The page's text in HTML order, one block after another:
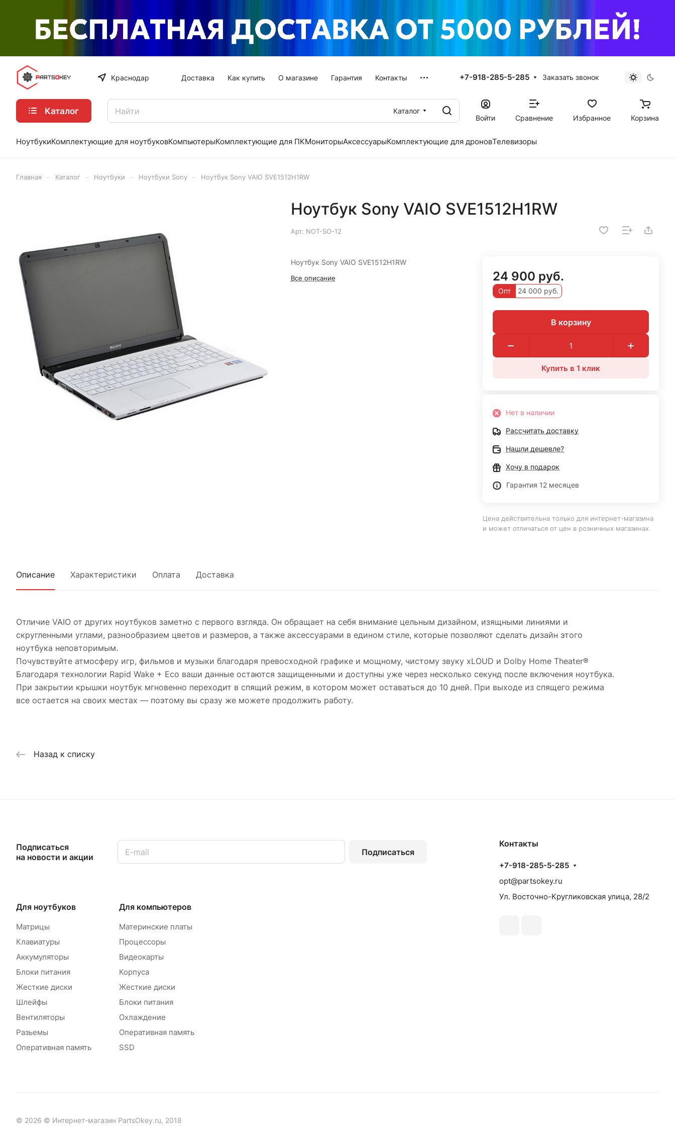
Краснодар Доставка Как купить О магазине Гарантия Контакты +7-918-285-5-285 Заказать звонок
Каталог
Каталог
Войти
Сравнение Избранное Корзина
НоутбукиКомплектующие для ноутбуковКомпьютерыКомплектующие для ПКМониторыАксессуарыКомплектующие для дроновТелевизоры
Главная Каталог Ноутбуки Ноутбуки Sony Ноутбук Sony VAIO SVE1512H1RW
Ноутбук Sony VAIO SVE1512H1RW
Арт. NOT-SO-12
Ноутбук Sony VAIO SVE1512H1RW
Все описание 24 900 руб.
Опт 24 000 руб.
В корзину
Купить в 1 клик
Нет в наличии
Рассчитать доставку
Нашли дешевле?
Хочу в подарок
Гарантия 12 месяцев
Цена действительна только для интернет-магазина
и может отличаться от цен в розничных магазинах
Описание Характеристики Оплата Доставка
Отличие VAIO от других ноутбуков заметно с первого взгляда. Он обращает на себя внимание цельным дизайном, изящными линиями и
скругленными углами, разнообразием цветов и размеров, а также аксессуарами в едином стиле, которые позволяют сделать дизайн этого
ноутбука неповторимым.
Почувствуйте атмосферу игр, фильмов и музыки благодаря превосходной графике и мощному, чистому звуку xLOUD и Dolby Home Theater®
Благодаря технологии Rapid Wake + Eco ваши данные остаются защищенными и доступны уже через несколько секунд после включения ноутбука.
При закрытии крышки ноутбук мгновенно переходит в спящий режим, в котором может оставаться до 10 дней. При выходе из спящего режима
все остается на своих местах — поэтому вы сразу же можете продолжить работу.
Назад к списку
Подписаться
на новости и акции
Подписаться
Для ноутбуков
Матрицы
Клавиатуры
Аккумуляторы
Блоки питания
Жесткие диски
Шлейфы
Вентиляторы
Разьемы
Оперативная память
Для компьютеров
Материнские платы
Процессоры
Видеокарты
Корпуса
Жесткие диски
Блоки питания
Охлаждение
Оперативная память
SSD
Контакты
+7-918-285-5-285
opt@partsokey.ru
Ул. Восточно-Кругликовская улица, 28/2
© 2026 © Интернет-магазин PartsOkey.ru, 2018